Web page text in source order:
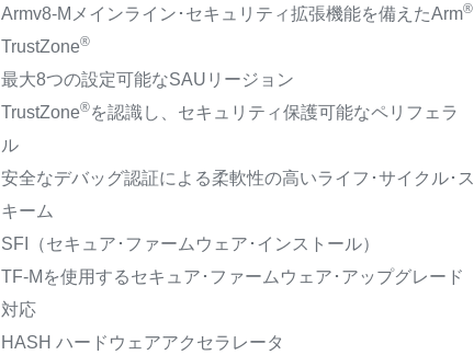
Armv8-Mメインライン･セキュリティ拡張機能を備えたArm®
TrustZone®
最大8つの設定可能なSAUリージョン
TrustZone®を認識し、セキュリティ保護可能なペリフェラ
ル
安全なデバッグ認証による柔軟性の高いライフ･サイクル･ス
キーム
SFI（セキュア･ファームウェア･インストール）
TF-Mを使用するセキュア･ファームウェア･アップグレード
対応
HASH ハードウェアアクセラレータ